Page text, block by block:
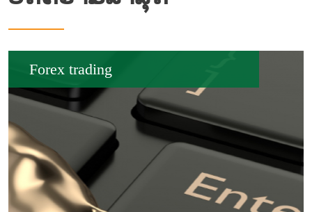
Forex trading